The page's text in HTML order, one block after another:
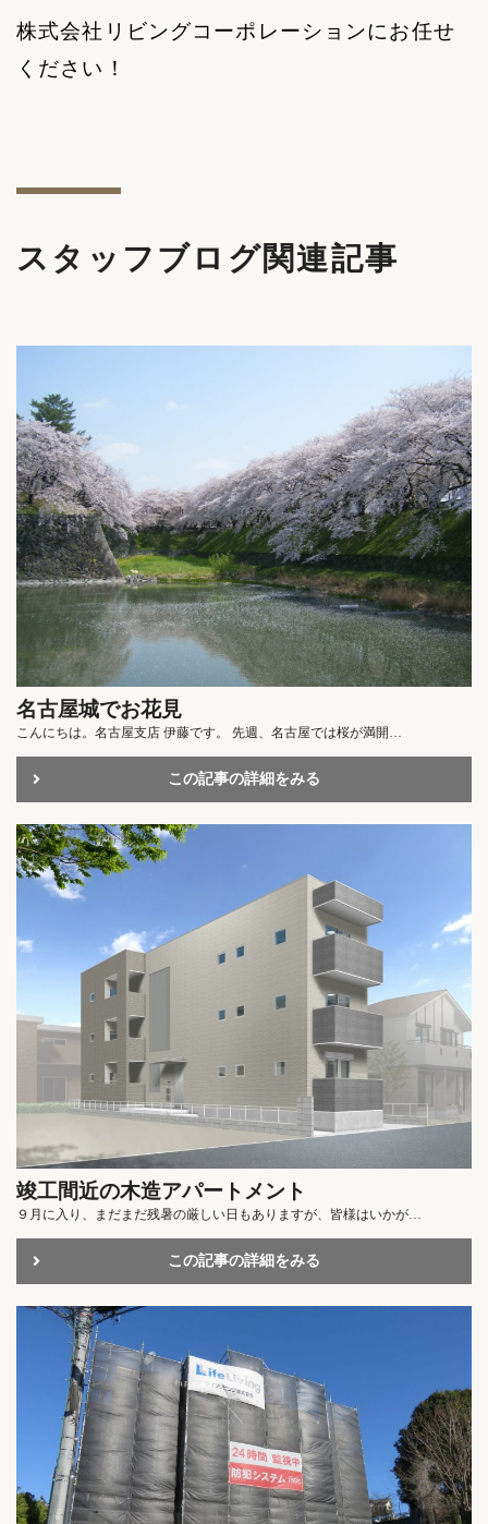
株式会社リビングコーポレーションにお任せ
ください！
スタッフブログ関連記事
名古屋城でお花見
こんにちは。名古屋支店 伊藤です。 先週、名古屋では桜が満開…
この記事の詳細をみる
竣工間近の木造アパートメント
９月に入り、まだまだ残暑の厳しい日もありますが、皆様はいかが…
この記事の詳細をみる